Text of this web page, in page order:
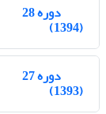
دوره 28
(1394)
دوره 27
(1393)